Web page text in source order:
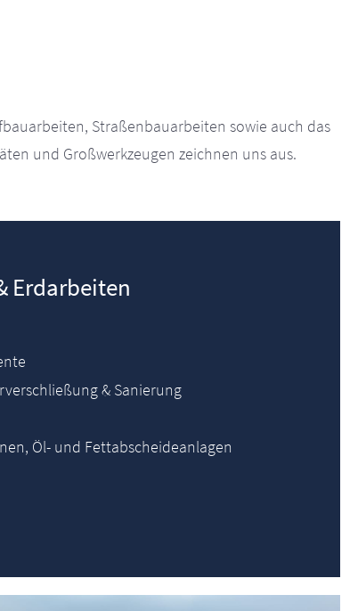
Straßenbauarbeiten sowie auch das
und Großwerkzeugen zeichnen uns aus.
Erdarbeiten
& Sanierung
Öl- und Fettabscheideanlagen